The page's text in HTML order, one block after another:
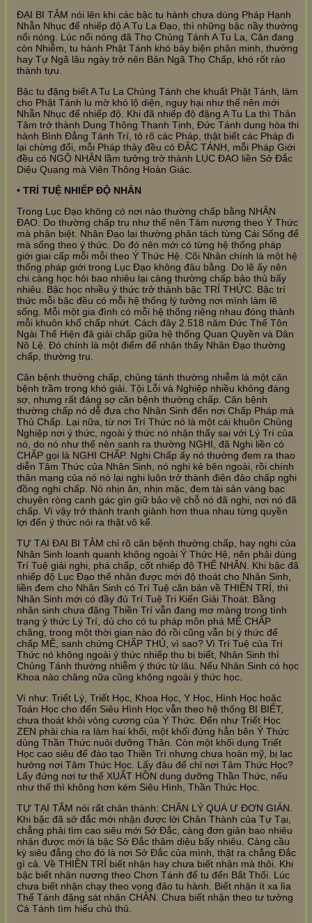
ĐẠI BI TÂM nói lên khi các bậc tu hành chưa dùng Pháp Hạnh
Nhẫn Nhục để nhiếp độ A Tu La Đạo, thì những bậc nầy thường
nổi nóng. Lúc nổi nóng đã Thọ Chủng Tánh A Tu La, Căn đang
còn Nhiễm, tu hành Phật Tánh khó bày biện phân minh, thường
hay Tự Ngã lâu ngày trở nên Bản Ngã Thọ Chấp, khó rốt ráo
thành tựu.
Bậc tu đặng biết A Tu La Chủng Tánh che khuất Phật Tánh, làm
cho Phật Tánh lu mờ khó lộ diện, nguy hại như thế nên mới
Nhẫn Nhục để nhiếp độ. Khi đã nhiếp độ đặng A Tu La thì Thân
Tâm trở thành Dung Thông Thanh Tịnh, Đức Tánh dung hòa thi
hành Bình Đẳng Tánh Trí, tỏ rõ các Pháp, thật biết các Pháp đi
lại chừng đổi, mỗi Pháp thảy đều có ĐẶC TÁNH, mỗi Pháp Giới
đều có NGỘ NHẬN lầm tưởng trở thành LỤC ĐẠO liền Sở Đắc
Diệu Quang mà Viên Thông Hoàn Giác.
• TRÍ TUỆ NHIẾP ĐỘ NHÂN
Trong Lục Đạo không có nơi nào thường chấp bằng NHÂN
ĐẠO. Do thường chấp trụ như thế nên Tâm nương theo Ý Thức
mà phân biệt. Nhân Đạo lại thường phân tách từng Cái Sống để
mà sống theo ý thức. Do đó nên mới có từng hệ thống pháp
giới giai cấp mỗi mỗi theo Ý Thức Hệ. Cõi Nhân chính là một hệ
thống pháp giới trong Lục Đạo không đâu bằng. Do lẽ ấy nên
chi càng học hỏi bao nhiêu lại càng thường chấp bảo thủ bấy
nhiêu. Bậc học nhiều ý thức trở thành bậc TRÍ THỨC. Bậc trí
thức mỗi bậc đều có mỗi hệ thống lý tưởng nơi mình làm lẽ
sống. Mỗi một gia đình có mỗi hệ thống riêng nhau đóng thành
mỗi khuôn khổ chấp nhứt. Cách đây 2.518 năm Đức Thế Tôn
Ngài Thể Hiện đã giải chấp giữa hệ thống Quan Quyền và Dân
Nô Lệ. Đó chính là một điểm để nhận thấy Nhân Đạo thường
chấp, thường trụ.
Căn bệnh thường chấp, chủng tánh thường nhiễm là một căn
bệnh trầm trọng khó giải. Tội Lỗi và Nghiệp nhiều không đáng
sợ, nhưng rất đáng sợ căn bệnh thường chấp. Căn bệnh
thường chấp nó dễ đưa cho Nhân Sinh đến nơi Chấp Pháp mà
Thủ Chấp. Lại nữa, từ nơi Trí Thức nó là một cái khuôn Chủng
Nghiệp nơi ý thức, ngoài ý thức nó nhận thấy sai với Lý Trí của
nó, do nó như thế nên sanh ra thường NGHI, đã Nghi liền có
CHẤP gọi là NGHI CHẤP. Nghi Chấp ấy nó thường đem ra thao
diễn Tâm Thức của Nhân Sinh, nó nghi kẻ bên ngoài, rồi chính
thân mạng của nó nó lại nghi luôn trở thành điên đảo chấp nghi
đồng nghi chấp. Nó nhịn ăn, nhịn mặc, đem tài sản vàng bạc
chuyên ròng canh gác gìn giữ bảo vệ chỗ nó đã nghi, nơi nó đã
chấp. Vì vậy trở thành tranh giành hơn thua nhau từng quyền
lợi đến ý thức nói ra thật vô kể.
TỰ TẠI ĐẠI BI TÂM chỉ rõ căn bệnh thường chấp, hay nghi của
Nhân Sinh loanh quanh không ngoài Ý Thức Hệ, nên phải dùng
Trí Tuệ giải nghi, phá chấp, cốt nhiếp độ THẾ NHÂN. Khi bậc đã
nhiếp độ Lục Đạo thế nhân được mới độ thoát cho Nhân Sinh,
liền đem cho Nhân Sinh có Trí Tuệ căn bản về THIỀN TRÍ, thì
Nhân Sinh mới có đầy đủ Trí Tuệ Tri Kiến Giải Thoát. Bằng
nhân sinh chưa đặng Thiền Trí vẫn đang mơ màng trong tình
trạng ý thức Lý Trí, dù cho có tu pháp môn phá MÊ CHẤP
chăng, trong một thời gian nào đó rồi cũng vẫn bị ý thức để
chấp MÊ, sanh chứng CHẤP THỦ, vì sao? Vì Trí Tuệ của Trí
Thức nó không ngoài ý thức nhiếp thu bị biết, Nhân Sinh thì
Chủng Tánh thường nhiễm ý thức từ lâu. Nếu Nhân Sinh có học
Khoa nào chăng nữa cũng không ngoài ý thức học.
Ví như: Triết Lý, Triết Học, Khoa Học, Y Học, Hình Học hoặc
Toán Học cho đến Siêu Hình Học vẫn theo hệ thống BỊ BIẾT,
chưa thoát khỏi vòng cương của Ý Thức. Đến như Triết Học
ZEN phải chia ra làm hai khối, một khối đứng hẳn bên Ý Thức
dùng Thần Thức nuôi dưỡng Thân. Còn một khối dụng Triết
Học cao siêu để đào tạo Thiền Trí nhưng chưa hoàn mỹ, bị lạc
hướng nơi Tâm Thức Học. Lấy đâu để chỉ nơi Tâm Thức Học?
Lấy đứng nơi tư thế XUẤT HỒN dung dưỡng Thần Thức, nếu
như thế thì không hơn kém Siêu Hình, Thần Thức Học.
TỰ TẠI TÂM nói rất chân thành: CHÂN LÝ QUÁ Ư ĐƠN GIẢN.
Khi bậc đã sở đắc mới nhận được lời Chân Thành của Tự Tại,
chẳng phải tìm cao siêu mới Sở Đắc, càng đơn giản bao nhiêu
nhận được mới là bậc Sở Đắc thâm diệu bấy nhiêu. Càng cầu
kỳ siêu đẳng cho đó là nơi Sở Đắc của mình, thật ra chẳng Đắc
gì cả. Về THIỀN TRÍ biết nhận hay chưa biết nhận mà thôi. Khi
bậc biết nhận nương theo Chơn Tánh để tu đến Bất Thối. Lúc
chưa biết nhận chạy theo vọng đảo tu hành. Biết nhận ít xa lìa
Thể Tánh đặng sát nhận CHÂN. Chưa biết nhận theo tư tưởng
Cá Tánh tìm hiểu chủ thủ.